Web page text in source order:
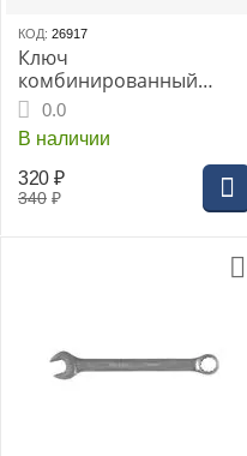
КОД: 26917
Ключ
комбинированный
THORVIK 23 мм серии
ARC CrV, (W30023)
0.0
В наличии
340 ₽
320 ₽